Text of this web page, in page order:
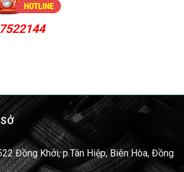
Đồng Khởi, p.Tân Hiệp, Biên Hòa, Đồng